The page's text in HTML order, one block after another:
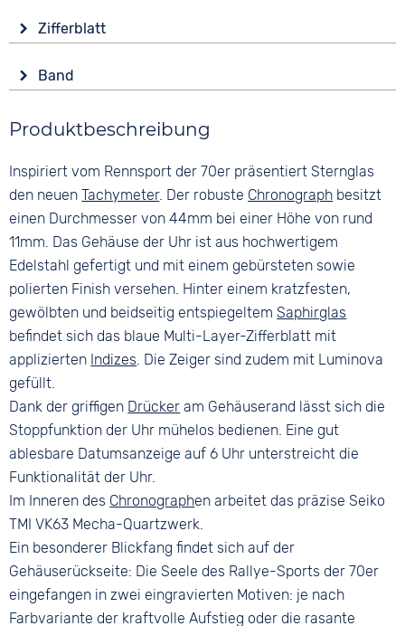
Funktionen
Datumsanzeige
Stoppuhr
10 bar
Saphirglas
Form
Rund
Material
Farbe
Silber
Zifferblatt
Analog
Blau
Ziffern
Arabisch
Band
Braun
Material
Leder
Bandschließe
Dornschließe
Produktbeschreibung
Inspiriert vom Rennsport der 70er präsentiert Sternglas
den neuenTachymeter. Der robuste Chronograph besitzt
einen Durchmesser von 44mm bei einer Höhe von rund
11mm. Das Gehäuse der Uhr ist aus hochwertigem
Edelstahl gefertigt und mit einem gebürsteten sowie
polierten Finish versehen. Hinter einem kratzfesten,
gewölbten und beidseitig entspiegeltemSaphirglas
befindet sich das blaue Multi-Layer-Zifferblatt mit
applizierten Indizes. Die Zeiger sind zudem mit Luminova
gefüllt.
Dank der griffigen Drücker am Gehäuserand lässt sich die
Stoppfunktion der Uhr mühelos bedienen. Eine gut
ablesbare Datumsanzeige auf 6 Uhr unterstreicht die
Funktionalität der Uhr.
Im Inneren des Chronographen arbeitet das präzise Seiko
TMI VK63 Mecha-Quartzwerk.
Ein besonderer Blickfang findet sich auf der
Gehäuserückseite: Die Seele des Rallye-Sports der 70er
eingefangen in zwei eingravierten Motiven: je nach
Farbvariante der kraftvolle Aufstieg oder die rasante